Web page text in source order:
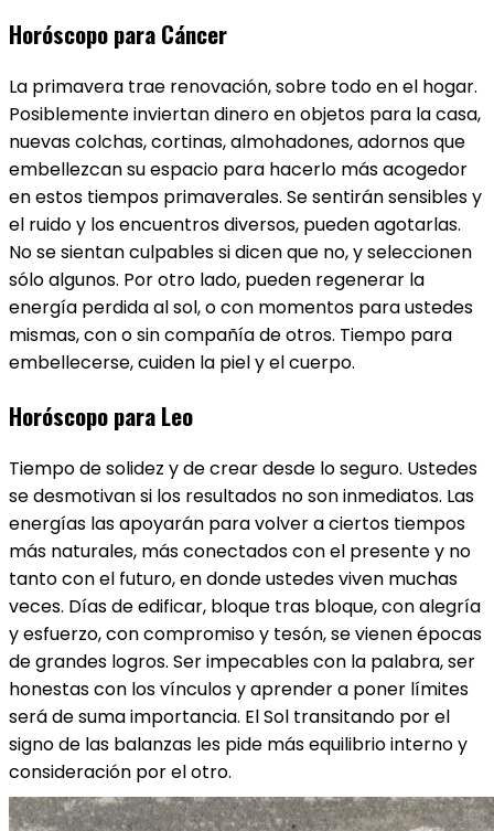
Horóscopo para Cáncer
La primavera trae renovación, sobre todo en el hogar.
Posiblemente inviertan dinero en objetos para la casa,
nuevas colchas, cortinas, almohadones, adornos que
embellezcan su espacio para hacerlo más acogedor
en estos tiempos primaverales. Se sentirán sensibles y
el ruido y los encuentros diversos, pueden agotarlas.
No se sientan culpables si dicen que no, y seleccionen
sólo algunos. Por otro lado, pueden regenerar la
energía perdida al sol, o con momentos para ustedes
mismas, con o sin compañía de otros. Tiempo para
embellecerse, cuiden la piel y el cuerpo.
Horóscopo para Leo
Tiempo de solidez y de crear desde lo seguro. Ustedes
se desmotivan si los resultados no son inmediatos. Las
energías las apoyarán para volver a ciertos tiempos
más naturales, más conectados con el presente y no
tanto con el futuro, en donde ustedes viven muchas
veces. Días de edificar, bloque tras bloque, con alegría
y esfuerzo, con compromiso y tesón, se vienen épocas
de grandes logros. Ser impecables con la palabra, ser
honestas con los vínculos y aprender a poner límites
será de suma importancia. El Sol transitando por el
signo de las balanzas les pide más equilibrio interno y
consideración por el otro.